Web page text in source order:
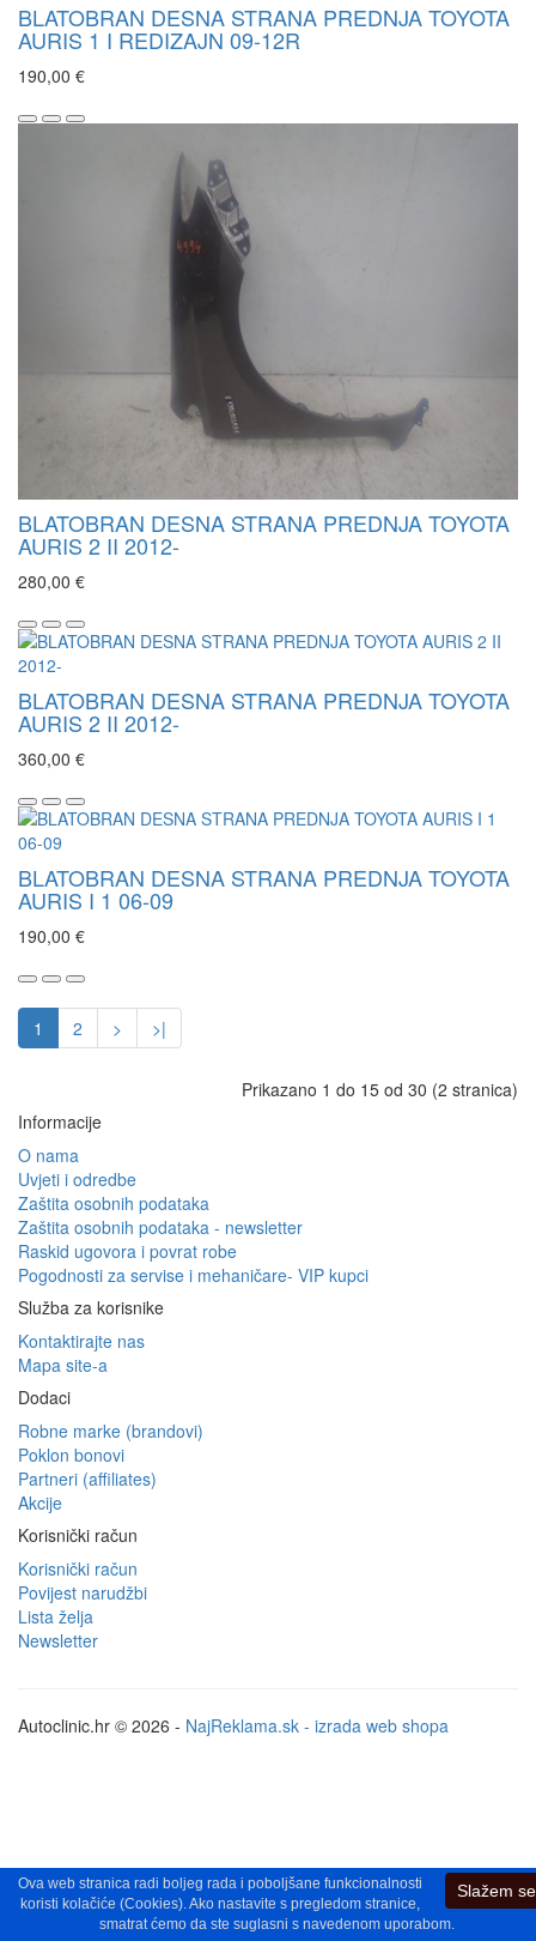
Slažem se
Ova web stranica radi boljeg rada i poboljšane funkcionalnosti
koristi kolačiće (Cookies). Ako nastavite s pregledom stranice,
smatrat ćemo da ste suglasni s navedenom uporabom.
BLATOBRAN DESNA STRANA PREDNJA TOYOTA
AURIS 1 I REDIZAJN 09-12R
190,00 €
BLATOBRAN DESNA STRANA PREDNJA TOYOTA
AURIS 2 II 2012-
280,00 €
BLATOBRAN DESNA STRANA PREDNJA TOYOTA
AURIS 2 II 2012-
360,00 €
BLATOBRAN DESNA STRANA PREDNJA TOYOTA
AURIS I 1 06-09
190,00 €
1 2 > >|
Prikazano 1 do 15 od 30 (2 stranica)
Informacije
O nama
Uvjeti i odredbe
Zaštita osobnih podataka
Zaštita osobnih podataka - newsletter
Raskid ugovora i povrat robe
Pogodnosti za servise i mehaničare- VIP kupci
Služba za korisnike
Kontaktirajte nas
Mapa site-a
Dodaci
Robne marke (brandovi)
Poklon bonovi
Partneri (affiliates)
Akcije
Korisnički račun
Korisnički račun
Povijest narudžbi
Lista želja
Newsletter
Autoclinic.hr © 2026 - NajReklama.sk - izrada web shopa